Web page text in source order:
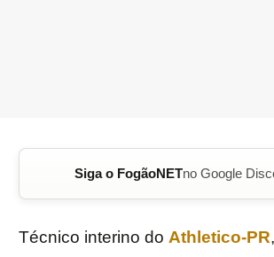
Siga o FogãoNETno Google
Técnico interino do Athletico-PR